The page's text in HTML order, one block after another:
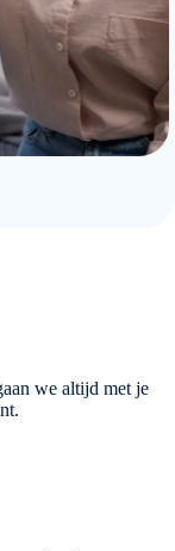
we altijd met je